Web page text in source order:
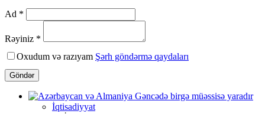
Ad *
Rəyiniz *
Oxudum və razıyam Şərh göndərmə qaydaları
Göndər
İqtisadiyyat